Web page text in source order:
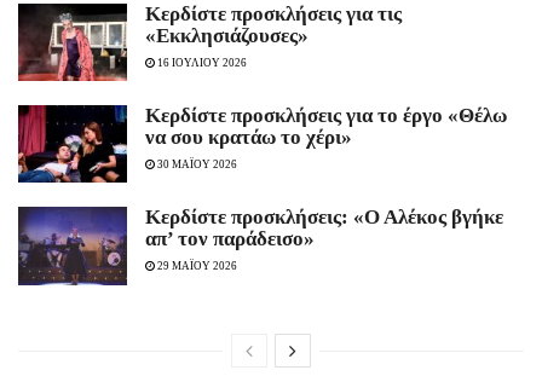
Kερδίστε προσκλήσεις για τις
«Εκκλησιάζουσες»
16 ΙΟΥΛΙΟΥ 2026
Κερδίστε προσκλήσεις για το έργο «Θέλω
να σου κρατάω το χέρι»
30 ΜΑΪΟΥ 2026
Κερδίστε προσκλήσεις: «Ο Αλέκος βγήκε
απ’ τον παράδεισο»
29 ΜΑΪΟΥ 2026